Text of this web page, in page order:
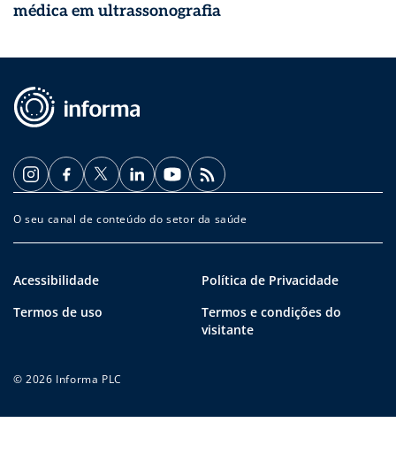
médica em ultrassonografia
O seu canal de conteúdo do setor da saúde
Acessibilidade
Política de Privacidade
Termos de uso
Termos e condições do
visitante
© 2026 Informa PLC